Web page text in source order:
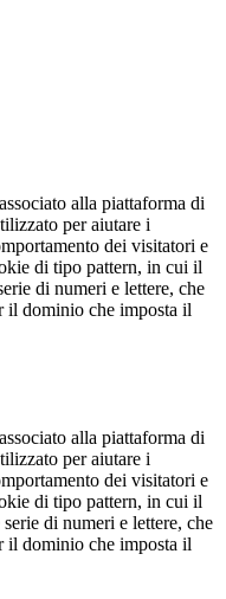
alla piattaforma di
per aiutare i
dei visitatori e
di tipo pattern, in cui il
di numeri e lettere, che
il dominio che imposta il
alla piattaforma di
per aiutare i
dei visitatori e
di tipo pattern, in cui il
di numeri e lettere, che
il dominio che imposta il